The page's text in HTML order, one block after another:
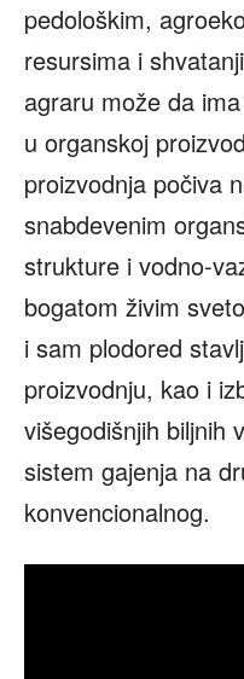
pedološkim,
resursima i
agraru može da
u organskoj
proizvodnja počiva
snabdevenim
strukture i vodno-
bogatom živim
i sam plodored
proizvodnju, kao i
višegodišnjih biljnih
sistem gajenja na
konvencionalnog.